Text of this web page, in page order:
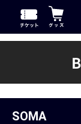
SOMA